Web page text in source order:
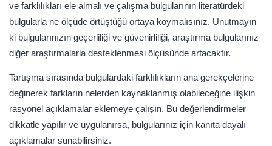
ve farklılıkları ele almalı ve çalışma bulgularının literatürdeki
bulgularla ne ölçüde örtüştüğü ortaya koymalısınız. Unutmayın
ki bulgularınızın geçerliliği ve güvenirliliği, araştırma bulgularınız
diğer araştırmalarla desteklenmesi ölçüsünde artacaktır.
Tartışma sırasında bulgulardaki farklılıkların ana gerekçelerine
değinerek farkların nelerden kaynaklanmış olabileceğine ilişkin
rasyonel açıklamalar eklemeye çalışın. Bu değerlendirmeler
dikkatle yapılır ve uygulanırsa, bulgularınız için kanıta dayalı
açıklamalar sunabilirsiniz.